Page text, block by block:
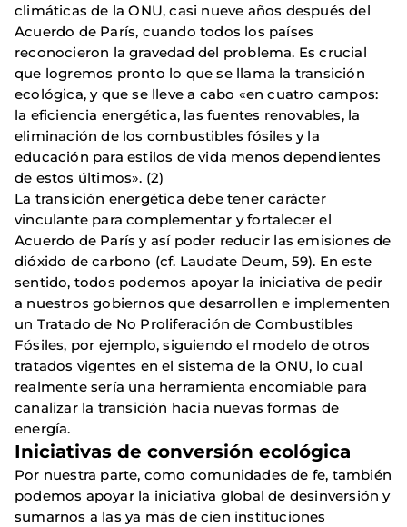
climáticas de la ONU, casi nueve años después del
Acuerdo de París, cuando todos los países
reconocieron la gravedad del problema. Es crucial
que logremos pronto lo que se llama la transición
ecológica, y que se lleve a cabo «en cuatro campos:
la eficiencia energética, las fuentes renovables, la
eliminación de los combustibles fósiles y la
educación para estilos de vida menos dependientes
de estos últimos». (2)
La transición energética debe tener carácter
vinculante para complementar y fortalecer el
Acuerdo de París y así poder reducir las emisiones de
dióxido de carbono (cf. Laudate Deum, 59). En este
sentido, todos podemos apoyar la iniciativa de pedir
a nuestros gobiernos que desarrollen e implementen
un Tratado de No Proliferación de Combustibles
Fósiles, por ejemplo, siguiendo el modelo de otros
tratados vigentes en el sistema de la ONU, lo cual
realmente sería una herramienta encomiable para
canalizar la transición hacia nuevas formas de
energía.
Iniciativas de conversión ecológica
Por nuestra parte, como comunidades de fe, también
podemos apoyar la iniciativa global de desinversión y
sumarnos a las ya más de cien instituciones